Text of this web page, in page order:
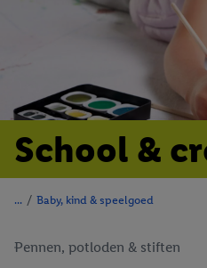
School &
/ Baby, kind & speelgoed
Pennen, potloden & stiften